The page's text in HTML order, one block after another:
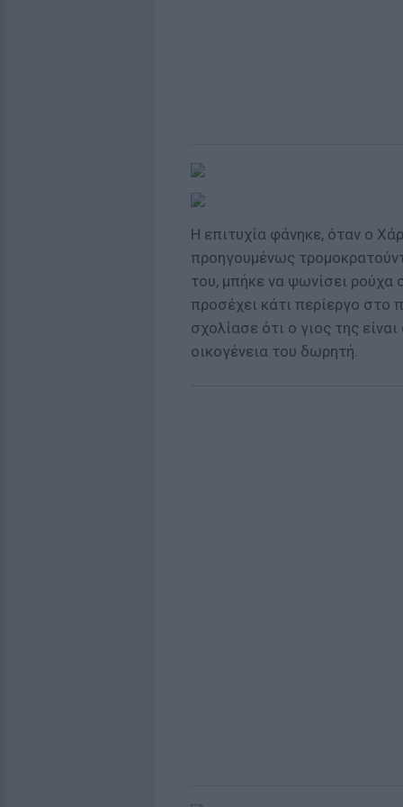
Η επιτυχία φάνηκε, όταν ο
προηγουμένως
του, μπήκε να ψωνίσει ρούχα
προσέχει κάτι περίεργο
σχολίασε ότι ο γιος της
οικογένεια του δωρητή.